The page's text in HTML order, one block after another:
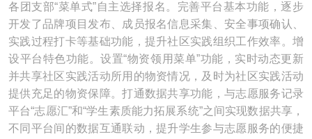
各团支部“菜单式”自主选择报名。完善平台基本功能，逐步
开发了品牌项目发布、成员报名信息采集、安全事项确认、
实践过程打卡等基础功能，提升社区实践组织工作效率。增
设平台特色功能。设置“物资领用菜单”功能，实时动态更新
并共享社区实践活动所用的物资情况，及时为社区实践活动
提供充足的物资保障。打通数据共享功能，与志愿服务记录
平台“志愿汇”和“学生素质能力拓展系统”之间实现数据共享，
不同平台间的数据互通联动，提升学生参与志愿服务的便捷